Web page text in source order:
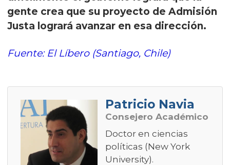
gente crea que su proyecto de Admisión
Justa logrará avanzar en esa dirección.
Fuente: El Líbero (Santiago, Chile)
Patricio Navia
Consejero Académico
Doctor en ciencias
políticas (New York
University).